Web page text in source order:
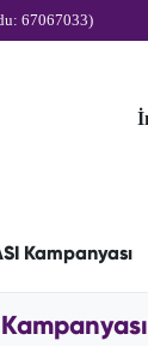
67067033)
Kampanyası